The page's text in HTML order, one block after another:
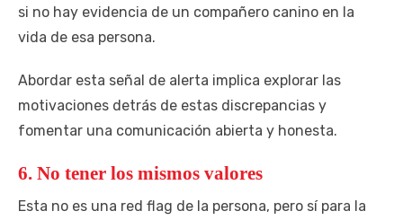
si no hay evidencia de un compañero canino en la
vida de esa persona.
Abordar esta señal de alerta implica explorar las
motivaciones detrás de estas discrepancias y
fomentar una comunicación abierta y honesta.
6. No tener los mismos valores
Esta no es una red flag de la persona, pero sí para la